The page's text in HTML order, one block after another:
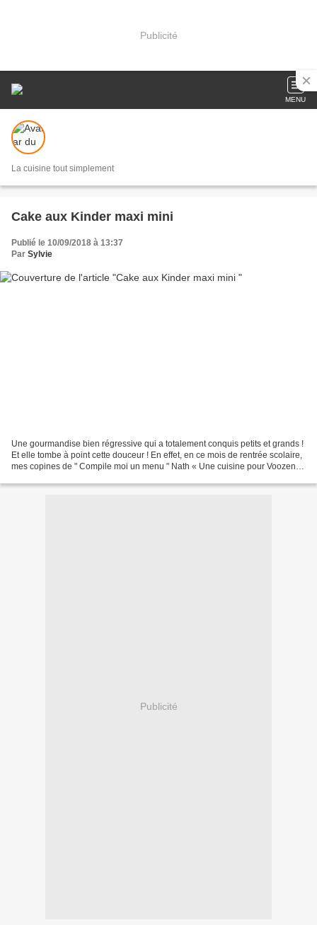
Publicité
MENU
La cuisine tout simplement
Cake aux Kinder maxi mini
Publié le 10/09/2018 à 13:37
Par Sylvie
Une gourmandise bien régressive qui a totalement conquis petits et grands !
Et elle tombe à point cette douceur ! En effet, en ce mois de rentrée scolaire,
mes copines de " Compile moi un menu " Nath « Une cuisine pour Voozenoo
Publicité